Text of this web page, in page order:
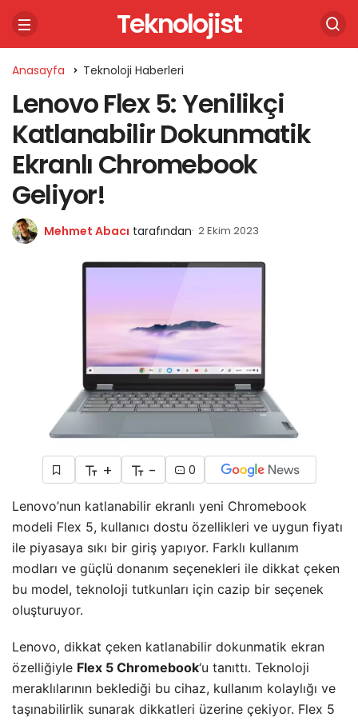
Teknolojist
Anasayfa Teknoloji Haberleri
Lenovo Flex 5: Yenilikçi
Katlanabilir Dokunmatik
Ekranlı Chromebook
Geliyor!
Mehmet Abacı tarafından 2 Ekim 2023
+ - 0
Lenovo’nun katlanabilir ekranlı yeni Chromebook
modeli Flex 5, kullanıcı dostu özellikleri ve uygun fiyatı
ile piyasaya sıkı bir giriş yapıyor. Farklı kullanım
modları ve güçlü donanım seçenekleri ile dikkat çeken
bu model, teknoloji tutkunları için cazip bir seçenek
oluşturuyor.
Lenovo, dikkat çeken katlanabilir dokunmatik ekran
özelliğiyle Flex 5 Chromebook‘u tanıttı. Teknoloji
meraklılarının beklediği bu cihaz, kullanım kolaylığı ve
taşınabilirlik sunarak dikkatleri üzerine çekiyor. Flex 5